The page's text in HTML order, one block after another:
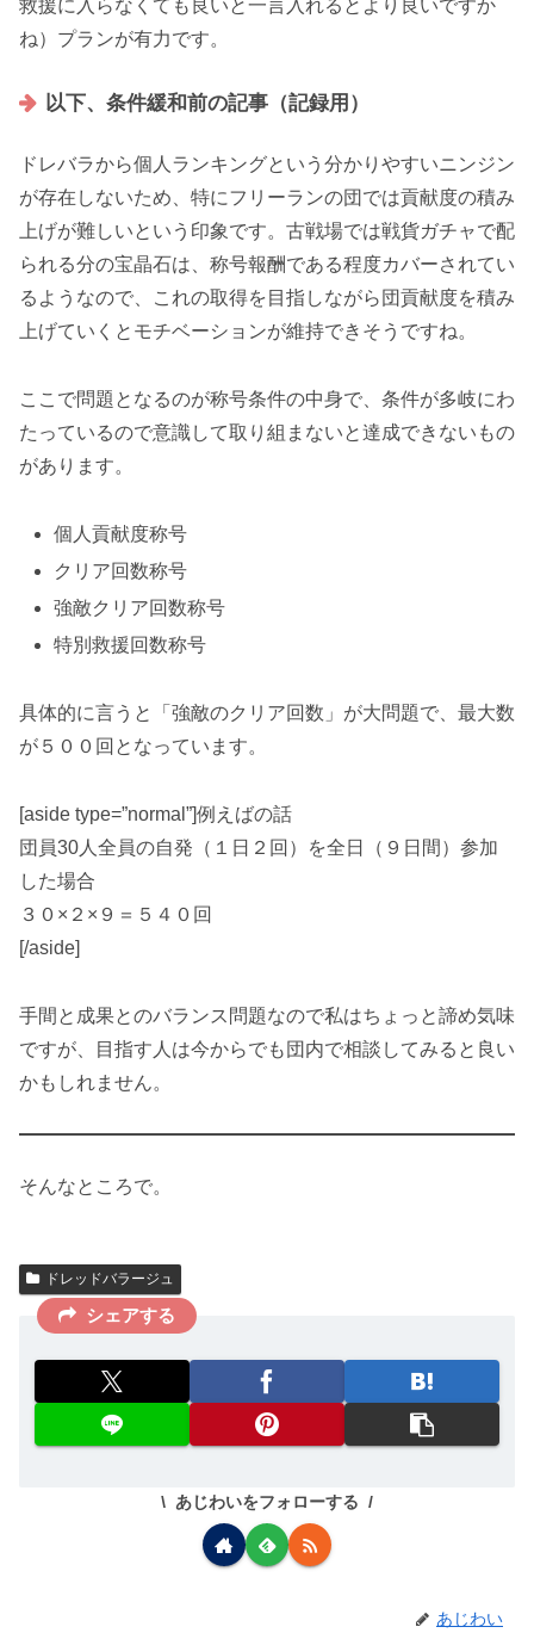
救援に入らなくても良いと一言入れるとより良いですか
ね）プランが有力です。
以下、条件緩和前の記事（記録用）
ドレバラから個人ランキングという分かりやすいニンジン
が存在しないため、特にフリーランの団では貢献度の積み
上げが難しいという印象です。古戦場では戦貨ガチャで配
られる分の宝晶石は、称号報酬である程度カバーされてい
るようなので、これの取得を目指しながら団貢献度を積み
上げていくとモチベーションが維持できそうですね。
ここで問題となるのが称号条件の中身で、条件が多岐にわ
たっているので意識して取り組まないと達成できないもの
があります。
個人貢献度称号
クリア回数称号
強敵クリア回数称号
特別救援回数称号
具体的に言うと「強敵のクリア回数」が大問題で、最大数
が５００回となっています。
[aside type=”normal”]例えばの話
団員30人全員の自発（１日２回）を全日（９日間）参加
した場合
３０×２×９＝５４０回
[/aside]
手間と成果とのバランス問題なので私はちょっと諦め気味
ですが、目指す人は今からでも団内で相談してみると良い
かもしれません。
そんなところで。
ドレッドバラージュ
シェアする
あじわいをフォローする
あじわい